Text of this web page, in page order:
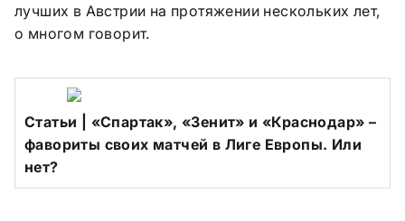
лучших в Австрии на протяжении нескольких лет,
о многом говорит.
Cтатьи | «Спартак», «Зенит» и «Краснодар» –
фавориты своих матчей в Лиге Европы. Или
нет?